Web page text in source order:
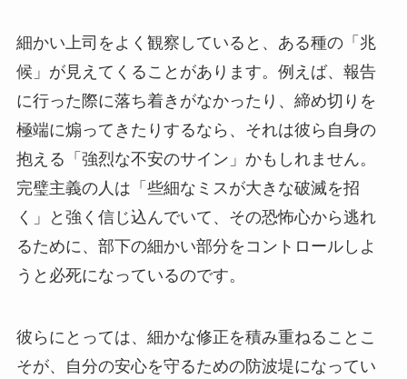
細かい上司をよく観察していると、ある種の「兆
候」が見えてくることがあります。例えば、報告
に行った際に落ち着きがなかったり、締め切りを
極端に煽ってきたりするなら、それは彼ら自身の
抱える「強烈な不安のサイン」かもしれません。
完璧主義の人は「些細なミスが大きな破滅を招
く」と強く信じ込んでいて、その恐怖心から逃れ
るために、部下の細かい部分をコントロールしよ
うと必死になっているのです。
彼らにとっては、細かな修正を積み重ねることこ
そが、自分の安心を守るための防波堤になってい